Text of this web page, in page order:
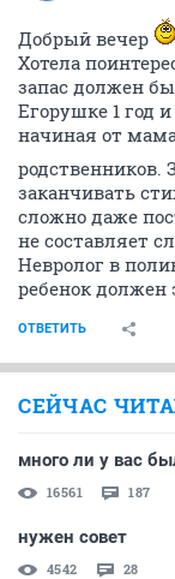
Добрый вечер
Хотела
запас должен
Егорушке 1 год
начиная от
родственников.
заканчивать
сложно даже
не составляет
Невролог в
ребенок должен
ОТВЕТИТЬ
СЕЙЧАС
много ли у вас
16561 187
нужен совет
4542 28